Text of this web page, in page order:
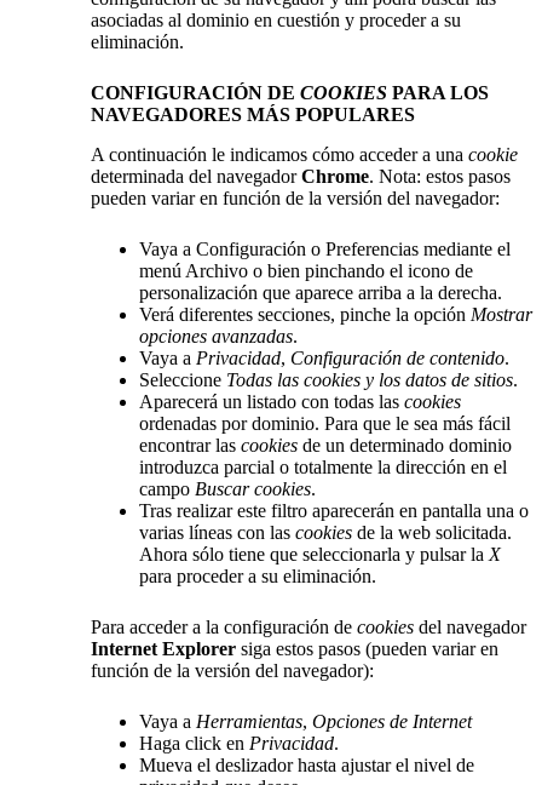
asociadas al dominio en cuestión y proceder a su
eliminación.
CONFIGURACIÓN DE COOKIES PARA LOS
NAVEGADORES MÁS POPULARES
A continuación le indicamos cómo acceder a una cookie
determinada del navegadorChrome. Nota: estos pasos
pueden variar en función de la versión del navegador:
Vaya a Configuración o Preferencias mediante el
menú Archivo o bien pinchando el icono de
personalización que aparece arriba a la derecha.
Verá diferentes secciones, pinche la opción Mostrar
opciones avanzadas.
Vaya a Privacidad, Configuración de contenido.
Seleccione Todas las cookies y los datos de sitios.
Aparecerá un listado con todas las cookies
ordenadas por dominio. Para que le sea más fácil
encontrar las cookies de un determinado dominio
introduzca parcial o totalmente la dirección en el
campo Buscar cookies.
Tras realizar este filtro aparecerán en pantalla una o
varias líneas con las cookies de la web solicitada.
Ahora sólo tiene que seleccionarla y pulsar la X
para proceder a su eliminación.
Para acceder a la configuración de cookies del navegador
Internet Explorer siga estos pasos (pueden variar en
función de la versión del navegador):
Vaya a Herramientas, Opciones de Internet
Haga click en Privacidad.
Mueva el deslizador hasta ajustar el nivel de